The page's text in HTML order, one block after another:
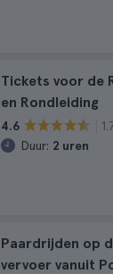
Tickets voor de
en Rondleiding
4.6
Duur: 2 uren
Paardrijden op
vervoer vanuit